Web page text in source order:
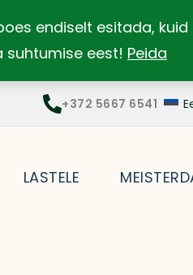
endiselt esitada,
suhtumise eest! Peida
+372 5667 6541
LASTELE